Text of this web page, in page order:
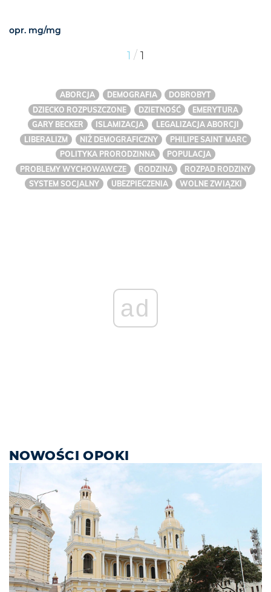
opr. mg/mg
1 / 1
ABORCJA DEMOGRAFIA
DOBROBYT
DZIECKO ROZPUSZCZONE
DZIETNOŚĆ
EMERYTURA
GARY BECKER
ISLAMIZACJA
LEGALIZACJA ABORCJI
LIBERALIZM
NIŻ DEMOGRAFICZNY
PHILIPE SAINT MARC
POLITYKA PRORODZINNA
POPULACJA
PROBLEMY WYCHOWAWCZE
RODZINA
ROZPAD RODZINY
SYSTEM SOCJALNY
UBEZPIECZENIA WOLNE ZWIĄZKI
ad
NOWOŚCI OPOKI